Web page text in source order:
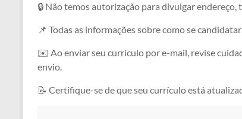
🔒 Não temos autorização para divulgar
📌 Todas as informações sobre como se
✉️ Ao enviar seu currículo por e-mail, revise
envio.
📝 Certifique-se de que seu currículo está